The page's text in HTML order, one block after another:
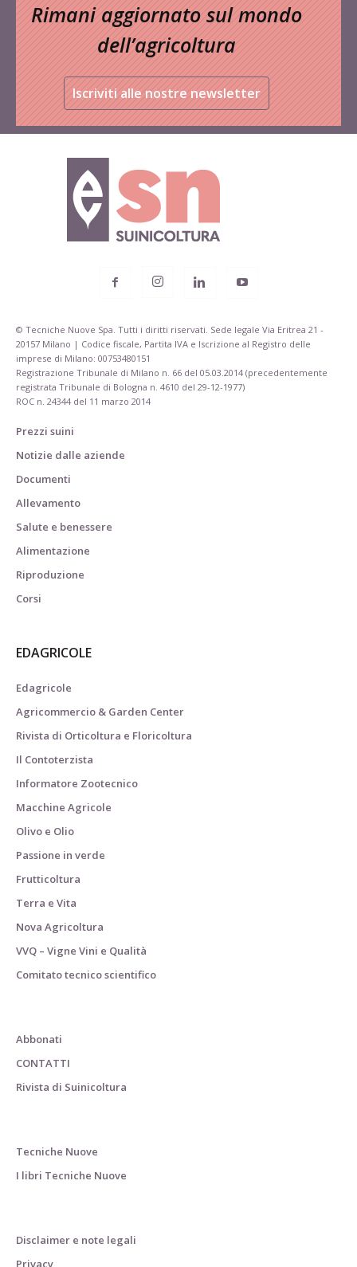
Rimani aggiornato sul mondo
dell’agricoltura
Iscriviti alle nostre newsletter
© Tecniche Nuove Spa. Tutti i diritti riservati. Sede legale Via Eritrea 21 -
20157 Milano | Codice fiscale, Partita IVA e Iscrizione al Registro delle
imprese di Milano: 00753480151
Registrazione Tribunale di Milano n. 66 del 05.03.2014 (precedentemente
registrata Tribunale di Bologna n. 4610 del 29-12-1977)
ROC n. 24344 del 11 marzo 2014
Prezzi suini
Notizie dalle aziende
Documenti
Allevamento
Salute e benessere
Alimentazione
Riproduzione
Corsi
EDAGRICOLE
Edagricole
Agricommercio & Garden Center
Rivista di Orticoltura e Floricoltura
Il Contoterzista
Informatore Zootecnico
Macchine Agricole
Olivo e Olio
Passione in verde
Frutticoltura
Terra e Vita
Nova Agricoltura
VVQ – Vigne Vini e Qualità
Comitato tecnico scientifico
Abbonati
CONTATTI
Rivista di Suinicoltura
Tecniche Nuove
I libri Tecniche Nuove
Disclaimer e note legali
Privacy